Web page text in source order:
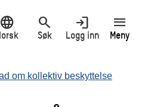
language search
Søk
login
Logg inn
menu
Meny
om kollektiv beskyttelse